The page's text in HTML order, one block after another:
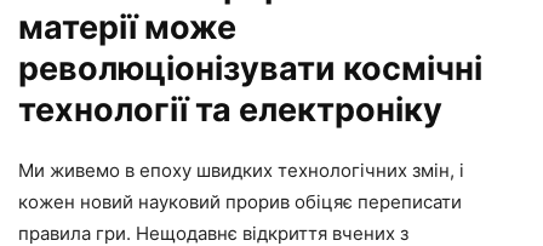
матерії може
революціонізувати космічні
технології та електроніку
Ми живемо в епоху швидких технологічних змін, і
кожен новий науковий прорив обіцяє переписати
правила гри. Нещодавнє відкриття вчених з